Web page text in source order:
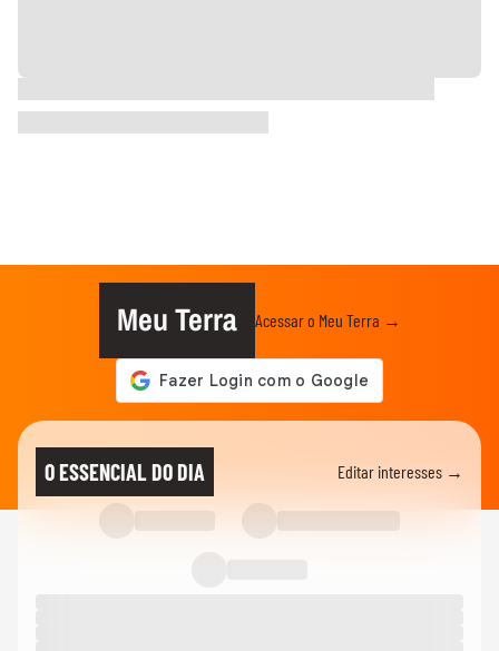
Meu Terra Acessar o Meu Terra →
O ESSENCIAL DO DIA Editar interesses →